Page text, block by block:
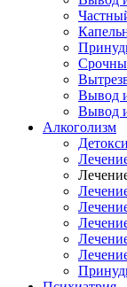
Вывод
Вывод
Алкоголизм